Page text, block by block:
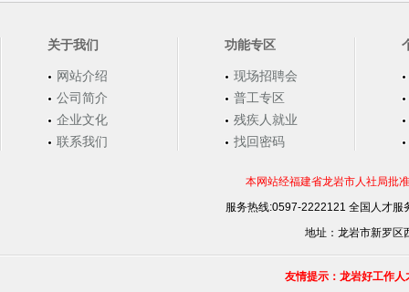
关于我们
网站介绍
公司简介
企业文化
联系我们
功能专区
现场招聘会
普工专区
残疾人就业
找回密码
本网站经福建省龙岩市人社局批
服务热线:0597-2222121 全国人才
地址：龙岩市新罗区
友情提示：龙岩好工作